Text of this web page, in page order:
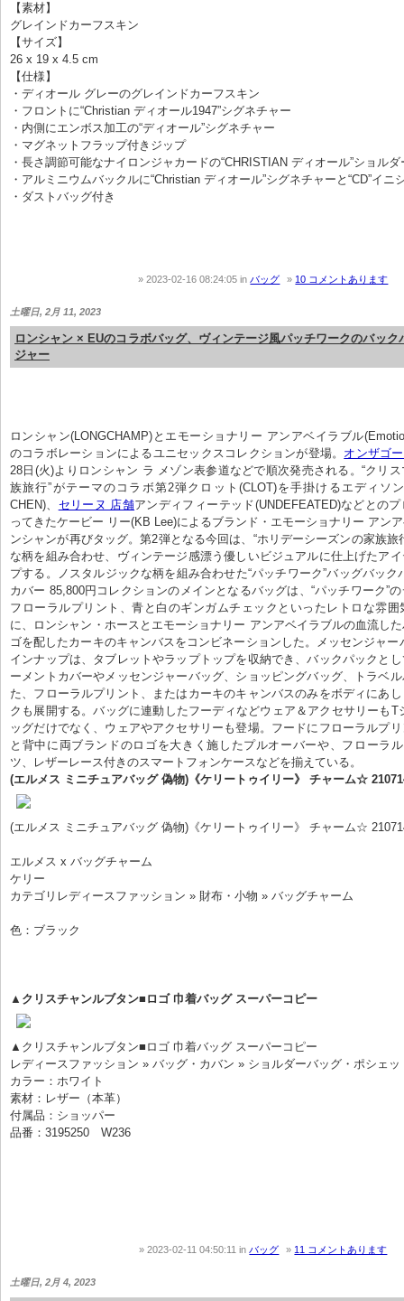
【素材】
グレインドカーフスキン
【サイズ】
26 x 19 x 4.5 cm
【仕様】
・ディオール グレーのグレインドカーフスキン
・フロントに“Christian ディオール1947”シグネチャー
・内側にエンボス加工の“ディオール”シグネチャー
・マグネットフラップ付きジップ
・長さ調節可能なナイロンジャカードの“CHRISTIAN ディオール”ショル
・アルミニウムバックルに“Christian ディオール”シグネチャーと“CD”イニ
・ダストバッグ付き
2023-02-16 08:24:05inバッグ 10 コメントあります
土曜日, 2月 11, 2023
ロンシャン × EUのコラボバッグ、ヴィンテージ風パッチワークのバック
ジャー
ロンシャン(LONGCHAMP)とエモーショナリー アンアベイラブル
のコラボレーションによるユニセックスコレクションが登場。 オンザゴ
28日(火)よりロンシャン ラ メゾン表参道などで順次発売される。“クリ
族旅行”がテーマのコラボ第2弾クロット(CLOT)を手掛けるエディソ
CHEN)、 セリーヌ 店舗アンディフィーテッド(UNDEFEATED)などとの
ってきたケービー リー(KB Lee)によるブランド・エモーショナリー アン
ンシャンが再びタッグ。第2弾となる今回は、“ホリデーシーズンの家族旅
な柄を組み合わせ、ヴィンテージ感漂う優しいビジュアルに仕上げたア
プする。ノスタルジックな柄を組み合わせた“パッチワーク”バッグバック
カバー 85,800円コレクションのメインとなるバッグは、“パッチワーク”
フローラルプリント、青と白のギンガムチェックといったレトロな雰囲
に、ロンシャン・ホースとエモーショナリー アンアベイラブルの血流し
ゴを配したカーキのキャンバスをコンビネーションした。メッセンジャー
インナップは、タブレットやラップトップを収納でき、バックパックと
ーメントカバーやメッセンジャーバッグ、ショッピングバッグ、トラベ
た、フローラルプリント、またはカーキのキャンバスのみをボディにあ
クも展開する。バッグに連動したフーディなどウェア＆アクセサリーもT
ッグだけでなく、ウェアやアクセサリーも登場。フードにフローラルプ
と背中に両ブランドのロゴを大きく施したプルオーバーや、フローラ
ツ、レザーレース付きのスマートフォンケースなどを揃えている。
(エルメス ミニチュアバッグ 偽物)《ケリートゥイリー》 チャーム☆
(エルメス ミニチュアバッグ 偽物)《ケリートゥイリー》 チャーム☆
エルメス x バッグチャーム
ケリー
カテゴリレディースファッション » 財布・小物 » バッグチャーム
色：ブラック
▲クリスチャンルブタン■ロゴ 巾着バッグ スーパーコピー
▲クリスチャンルブタン■ロゴ 巾着バッグ スーパーコピー
レディースファッション » バッグ・カバン » ショルダーバッグ・ポシェッ
カラー：ホワイト
素材：レザー（本革）
付属品：ショッパー
品番：3195250　W236
2023-02-11 04:50:11inバッグ 11 コメントあります
土曜日, 2月 4, 2023